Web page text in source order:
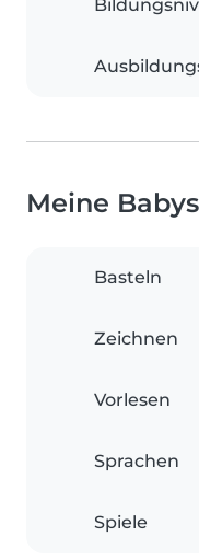
Meine
Basteln
Zeichnen
Vorlesen
Sprachen
Spiele